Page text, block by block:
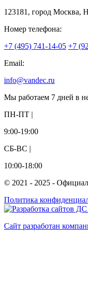
123181, город Москва,
Номер телефона:
+7 (495) 741-14-05 +7
Email:
info@vandec.ru
Мы работаем 7 дней в
ПН-ПТ |
9:00-19:00
СБ-ВС |
10:00-18:00
© 2021 - 2025 -
Политика
Сайт разработан